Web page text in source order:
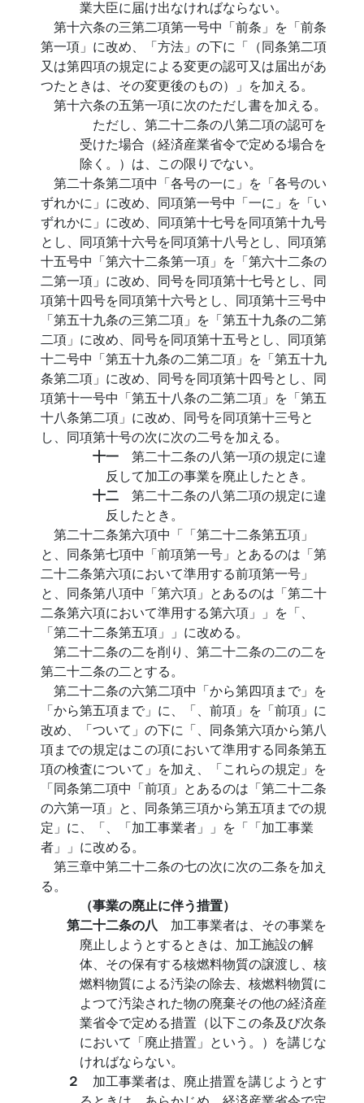
業大臣に届け出なければならない。
第十六条の三第二項第一号中「前条」を「前条
第一項」に改め、「方法」の下に「（同条第二項
又は第四項の規定による変更の認可又は届出があ
つたときは、その変更後のもの）」を加える。
第十六条の五第一項に次のただし書を加える。
ただし、第二十二条の八第二項の認可を
受けた場合（経済産業省令で定める場合を
除く。）は、この限りでない。
第二十条第二項中「各号の一に」を「各号のい
ずれかに」に改め、同項第一号中「一に」を「い
ずれかに」に改め、同項第十七号を同項第十九号
とし、同項第十六号を同項第十八号とし、同項第
十五号中「第六十二条第一項」を「第六十二条の
二第一項」に改め、同号を同項第十七号とし、同
項第十四号を同項第十六号とし、同項第十三号中
「第五十九条の三第二項」を「第五十九条の二第
二項」に改め、同号を同項第十五号とし、同項第
十二号中「第五十九条の二第二項」を「第五十九
条第二項」に改め、同号を同項第十四号とし、同
項第十一号中「第五十八条の二第二項」を「第五
十八条第二項」に改め、同号を同項第十三号と
し、同項第十号の次に次の二号を加える。
十一 第二十二条の八第一項の規定に違
反して加工の事業を廃止したとき。
十二 第二十二条の八第二項の規定に違
反したとき。
第二十二条第六項中「「第二十二条第五項」
と、同条第七項中「前項第一号」とあるのは「第
二十二条第六項において準用する前項第一号」
と、同条第八項中「第六項」とあるのは「第二十
二条第六項において準用する第六項」」を「、
「第二十二条第五項」」に改める。
第二十二条の二を削り、第二十二条の二の二を
第二十二条の二とする。
第二十二条の六第二項中「から第四項まで」を
「から第五項まで」に、「、前項」を「前項」に
改め、「ついて」の下に「、同条第六項から第八
項までの規定はこの項において準用する同条第五
項の検査について」を加え、「これらの規定」を
「同条第二項中「前項」とあるのは「第二十二条
の六第一項」と、同条第三項から第五項までの規
定」に、「、「加工事業者」」を「「加工事業
者」」に改める。
第三章中第二十二条の七の次に次の二条を加え
る。
（事業の廃止に伴う措置）
第二十二条の八 加工事業者は、その事業を
廃止しようとするときは、加工施設の解
体、その保有する核燃料物質の譲渡し、核
燃料物質による汚染の除去、核燃料物質に
よつて汚染された物の廃棄その他の経済産
業省令で定める措置（以下この条及び次条
において「廃止措置」という。）を講じな
ければならない。
２ 加工事業者は、廃止措置を講じようとす